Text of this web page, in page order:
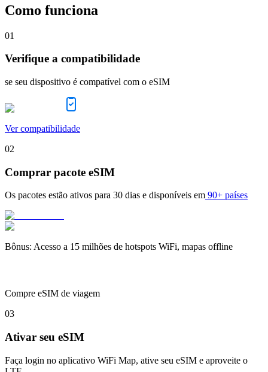
Como funciona
01
Verifique a compatibilidade
se seu dispositivo é compatível com o eSIM
Ver compatibilidade
02
Comprar pacote eSIM
Os pacotes estão ativos para 30 dias e disponíveis em 90+ países
Bônus: Acesso a 15 milhões de hotspots WiFi, mapas offline
Compre eSIM de viagem
03
Ativar seu eSIM
Faça login no aplicativo WiFi Map, ative seu eSIM e aproveite o